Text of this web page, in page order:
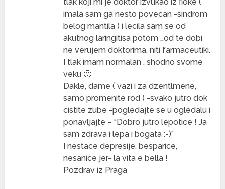
imala sam ga nesto povecan -sindrom
belog mantila ) i lecila sam se od
akutnog laringitisa potom …od te dobi
ne verujem doktorima, niti farmaceutiki.
I tlak imam normalan , shodno svome
veku 🙂
Dakle, dame ( vazi i za dzentlmene,
samo promenite rod ) -svako jutro dok
cistite zube -pogledajte se u ogledalu i
ponavljajte – “Dobro jutro lepotice ! Ja
sam zdrava i lepa i bogata :-)”
I nestace depresije, besparice,
nesanice jer- la vita e bella !
Pozdrav iz Praga